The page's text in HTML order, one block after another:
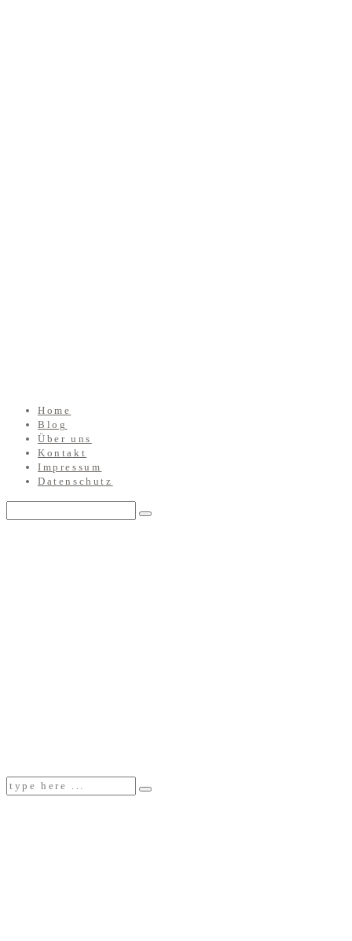
Home
Blog
Über uns
Kontakt
Impressum
Datenschutz